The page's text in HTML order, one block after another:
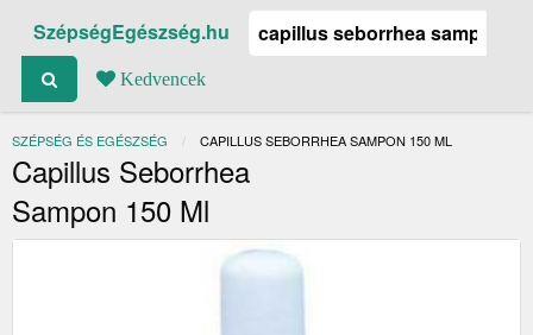
SzépségEgészség.hu
Kedvencek
SZÉPSÉG ÉS EGÉSZSÉG JELENLEGI:
CAPILLUS SEBORRHEA SAMPON 150 ML
Capillus Seborrhea
Sampon 150 Ml